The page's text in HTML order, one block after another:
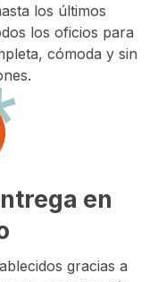
los últimos
los oficios para
cómoda y sin
en
gracias a